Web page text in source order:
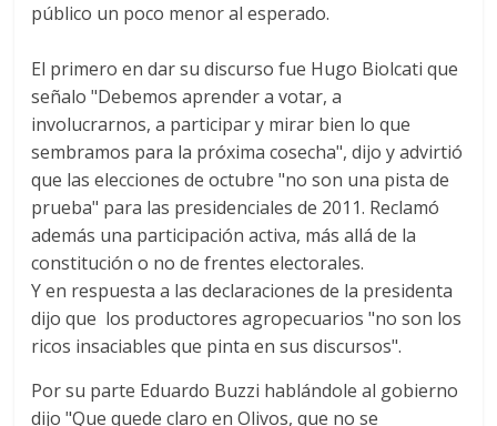
público un poco menor al esperado.
El primero en dar su discurso fue Hugo Biolcati que
señalo "Debemos aprender a votar, a
involucrarnos, a participar y mirar bien lo que
sembramos para la próxima cosecha", dijo y advirtió
que las elecciones de octubre "no son una pista de
prueba" para las presidenciales de 2011. Reclamó
además una participación activa, más allá de la
constitución o no de frentes electorales.
Y en respuesta a las declaraciones de la presidenta
dijo que los productores agropecuarios "no son los
ricos insaciables que pinta en sus discursos".
Por su parte Eduardo Buzzi hablándole al gobierno
dijo "Que quede claro en Olivos, que no se